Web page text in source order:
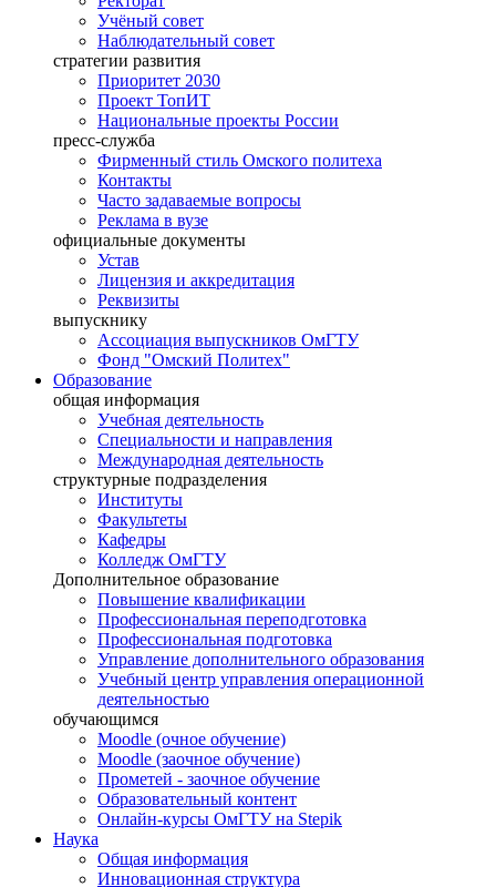
Учёный совет
Наблюдательный совет
стратегии развития
Приоритет 2030
Проект ТопИТ
Национальные проекты России
пресс-служба
Фирменный стиль Омского политеха
Контакты
Часто задаваемые вопросы
Реклама в вузе
официальные документы
Устав
Лицензия и аккредитация
Реквизиты
выпускнику
Ассоциация выпускников ОмГТУ
Фонд "Омский Политех"
Образование
общая информация
Учебная деятельность
Специальности и направления
Международная деятельность
структурные подразделения
Институты
Факультеты
Кафедры
Колледж ОмГТУ
Дополнительное образование
Повышение квалификации
Профессиональная переподготовка
Профессиональная подготовка
Управление дополнительного образования
Учебный центр управления операционной
деятельностью
обучающимся
Moodle (очное обучение)
Moodle (заочное обучение)
Прометей - заочное обучение
Образовательный контент
Онлайн-курсы ОмГТУ на Stepik
Наука
Общая информация
Инновационная структура